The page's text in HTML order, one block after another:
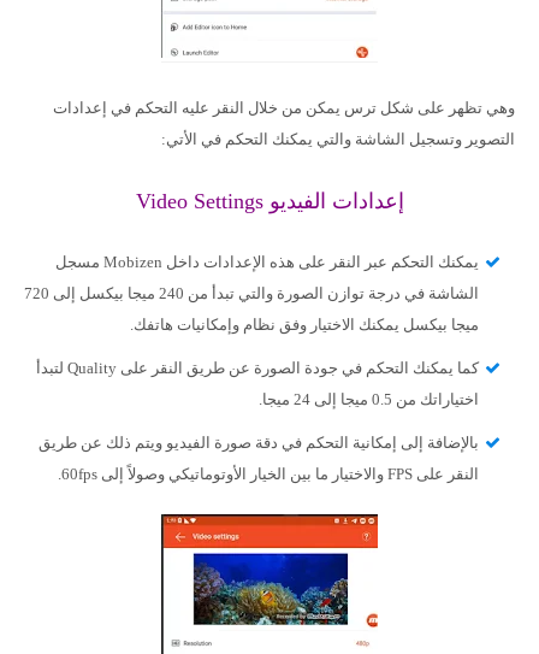
وهي تظهر على شكل ترس يمكن من خلال النقر عليه التحكم في إعدادات
التصوير وتسجيل الشاشة والتي يمكنك التحكم في الأتي:
إعدادات الفيديو Video Settings
يمكنك التحكم عبر النقر على هذه الإعدادات داخل Mobizen مسجل
الشاشة في درجة توازن الصورة والتي تبدأ من 240 ميجا بيكسل إلى 720
ميجا بيكسل يمكنك الاختيار وفق نظام وإمكانيات هاتفك.
كما يمكنك التحكم في جودة الصورة عن طريق النقر على Quality لتبدأ
اختياراتك من 0.5 ميجا إلى 24 ميجا.
بالإضافة إلى إمكانية التحكم في دقة صورة الفيديو ويتم ذلك عن طريق
النقر على FPS والاختيار ما بين الخيار الأوتوماتيكي وصولاً إلى 60fps.